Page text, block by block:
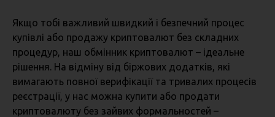
Якщо тобі важливий швидкий і безпечний процес
купівлі або продажу криптовалют без складних
процедур, наш обмінник криптовалют – ідеальне
рішення. На відміну від біржових додатків, які
вимагають повної верифікації та тривалих процесів
реєстрації, у нас можна купити або продати
криптовалюту без зайвих формальностей –